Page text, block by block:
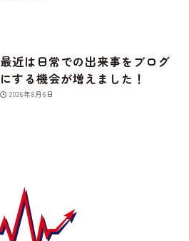
最近は日常での出来事をブログ
にする機会が増えました！
2026年8月6日